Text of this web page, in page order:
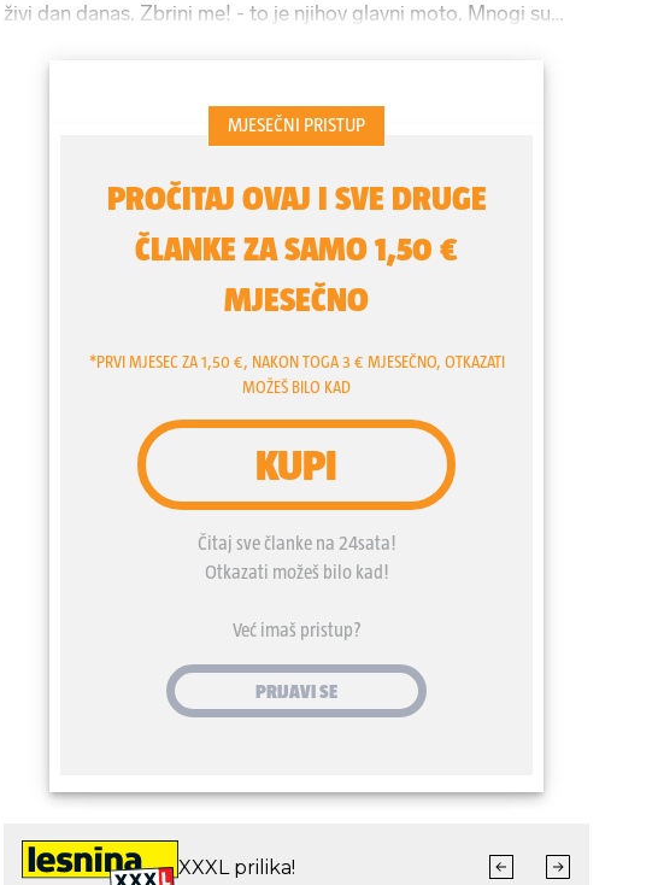
živi dan danas. Zbrini me! - to je njihov glavni moto. Mnogi su